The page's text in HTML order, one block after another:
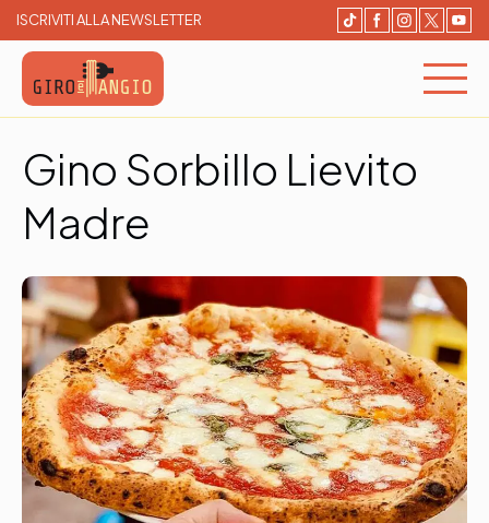
ISCRIVITI ALLA NEWSLETTER
Gino Sorbillo Lievito
Madre